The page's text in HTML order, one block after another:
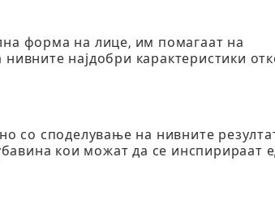
форма на лице, им помагаат на
најдобри карактеристики
со споделување на нивните
кои можат да се инспирираат